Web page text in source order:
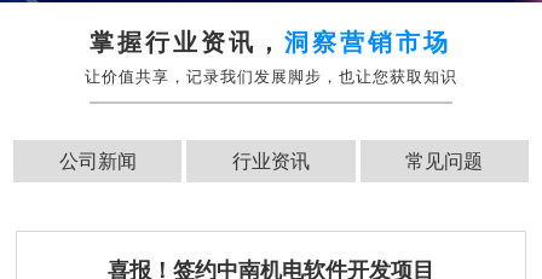
掌握行业资讯，洞察营销市场
让价值共享，记录我们发展脚步，也让您获取知识
公司新闻 行业资讯 常见问题
喜报！签约中南机电软件开发项目